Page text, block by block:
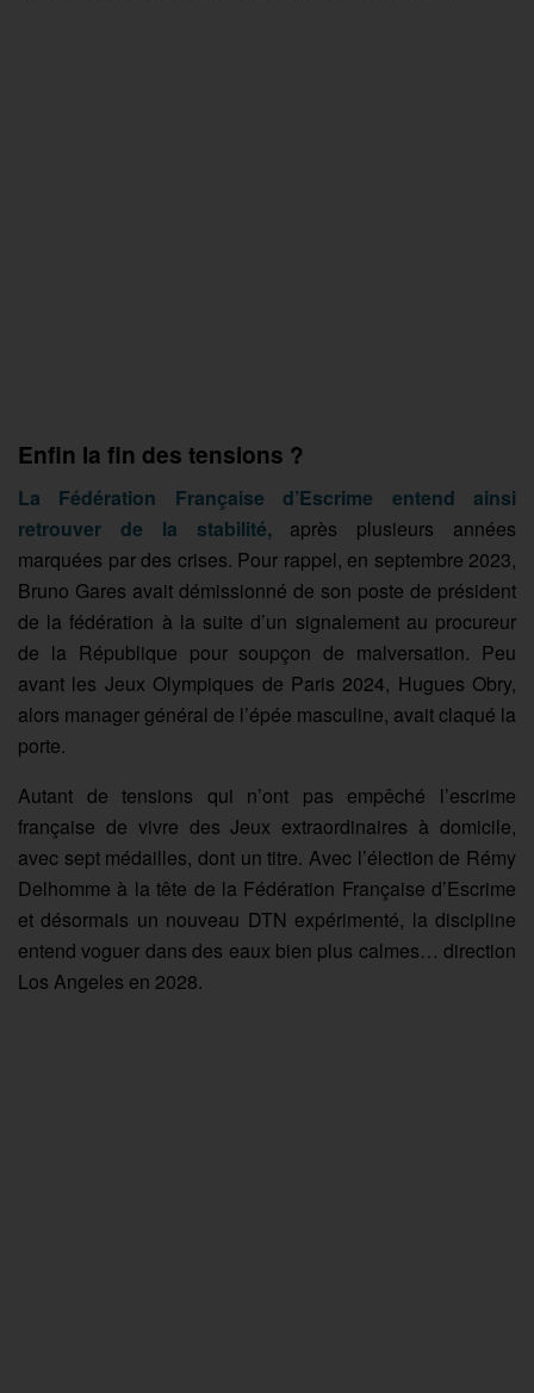
Enfin la fin des tensions ?
La Fédération Française d’Escrime entend ainsi
retrouver de la stabilité, après plusieurs années
marquées par des crises. Pour rappel, en septembre 2023,
Bruno Gares avait démissionné de son poste de président
de la fédération à la suite d’un signalement au procureur
de la République pour soupçon de malversation. Peu
avant les Jeux Olympiques de Paris 2024, Hugues Obry,
alors manager général de l’épée masculine, avait claqué la
porte.
Autant de tensions qui n’ont pas empêché l’escrime
française de vivre des Jeux extraordinaires à domicile,
avec sept médailles, dont un titre. Avec l’élection de Rémy
Delhomme à la tête de la Fédération Française d’Escrime
et désormais un nouveau DTN expérimenté, la discipline
entend voguer dans des eaux bien plus calmes… direction
Los Angeles en 2028.